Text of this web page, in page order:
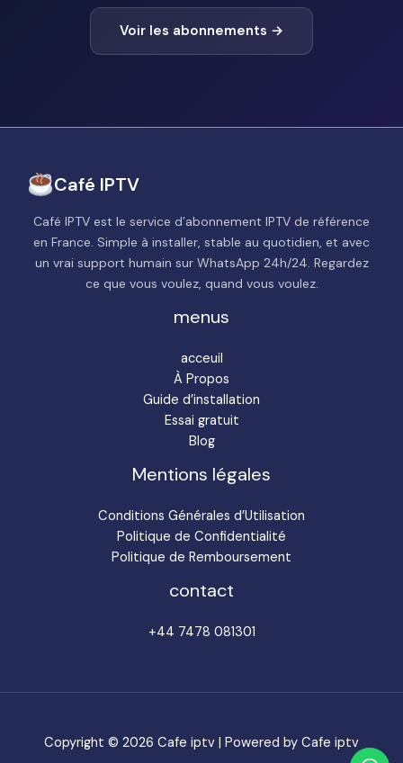
Voir les abonnements →
Café IPTV
Café IPTV est le service d’abonnement IPTV de référence
en France. Simple à installer, stable au quotidien, et avec
un vrai support humain sur WhatsApp 24h/24. Regardez
ce que vous voulez, quand vous voulez.
menus
acceuil
À Propos
Guide d’installation
Essai gratuit
Blog
Mentions légales
Conditions Générales d’Utilisation
Politique de Confidentialité
Politique de Remboursement
contact
+44 7478 081301
Copyright © 2026 Cafe iptv | Powered by Cafe iptv